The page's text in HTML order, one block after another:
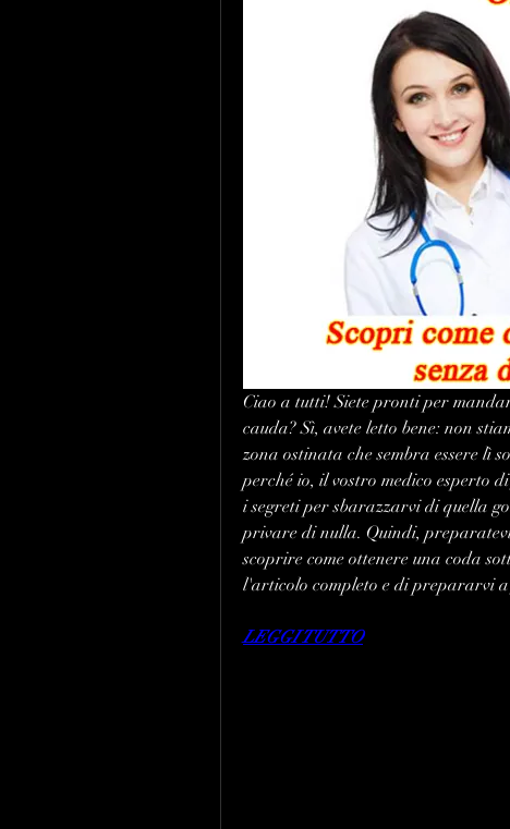
Ciao a tutti! Siete pronti per
cauda? Sì, avete letto bene: non
zona ostinata che sembra essere lì
perché io, il vostro medico esperto
i segreti per sbarazzarvi di quella
privare di nulla. Quindi,
scoprire come ottenere una coda
l'articolo completo e di prepararvi
LEGGI TUTTO